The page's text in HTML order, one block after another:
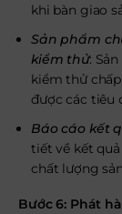
khi bàn giao
Sản phẩm
kiểm thử:
kiểm thử
được các tiêu
Báo cáo kết
tiết về kết
chất lượng
Bước 6: Phát